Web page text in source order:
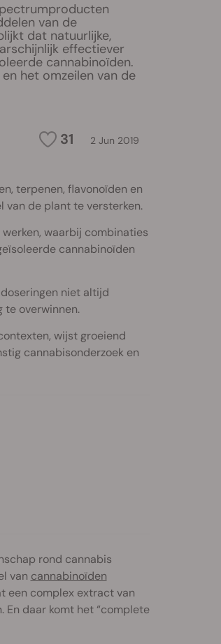
van de
dat natuurlijke,
effectiever
cannabinoïden.
het omzeilen van de
31 2 Jun 2019
terpenen, flavonoïden en
van de plant te versterken.
waarbij combinaties
cannabinoïden
niet altijd
overwinnen.
wijst groeiend
cannabisonderzoek en
rond cannabis
van cannabinoïden
een complex extract van
daar komt het “complete